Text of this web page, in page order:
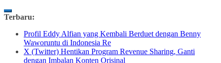
Skip
content
Terbaru:
Profil Eddy Alfian yang Kembali Berduet dengan Benny
Waworuntu di Indonesia Re
X (Twitter) Hentikan Program Revenue Sharing, Ganti
dengan Imbalan Konten Orisinal